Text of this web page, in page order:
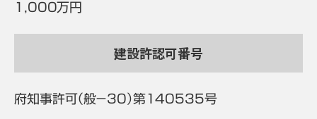
1,000万円
建設許認可番号
府知事許可（般－30）第140535号